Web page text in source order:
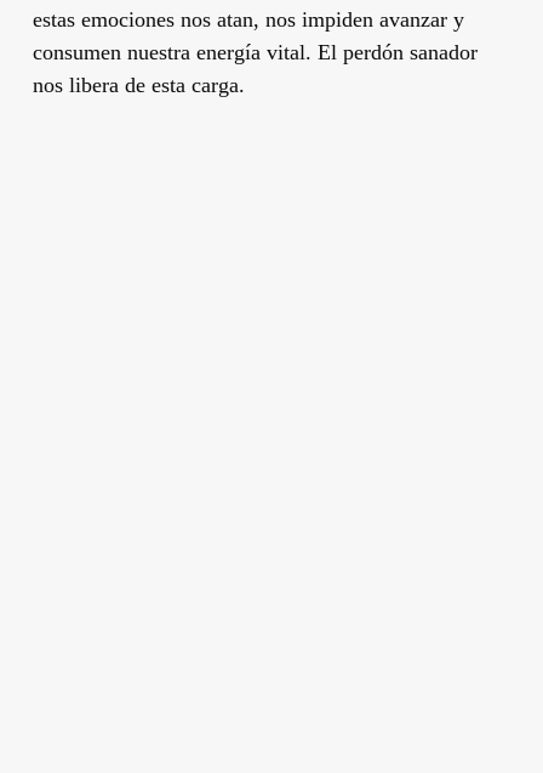
estas emociones nos atan, nos impiden avanzar y
consumen nuestra energía vital. El perdón sanador
nos libera de esta carga.